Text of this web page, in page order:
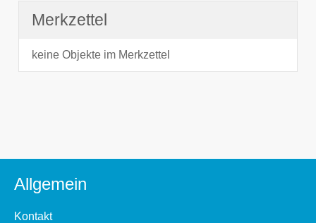
Merkzettel
keine Objekte im Merkzettel
Allgemein
Kontakt